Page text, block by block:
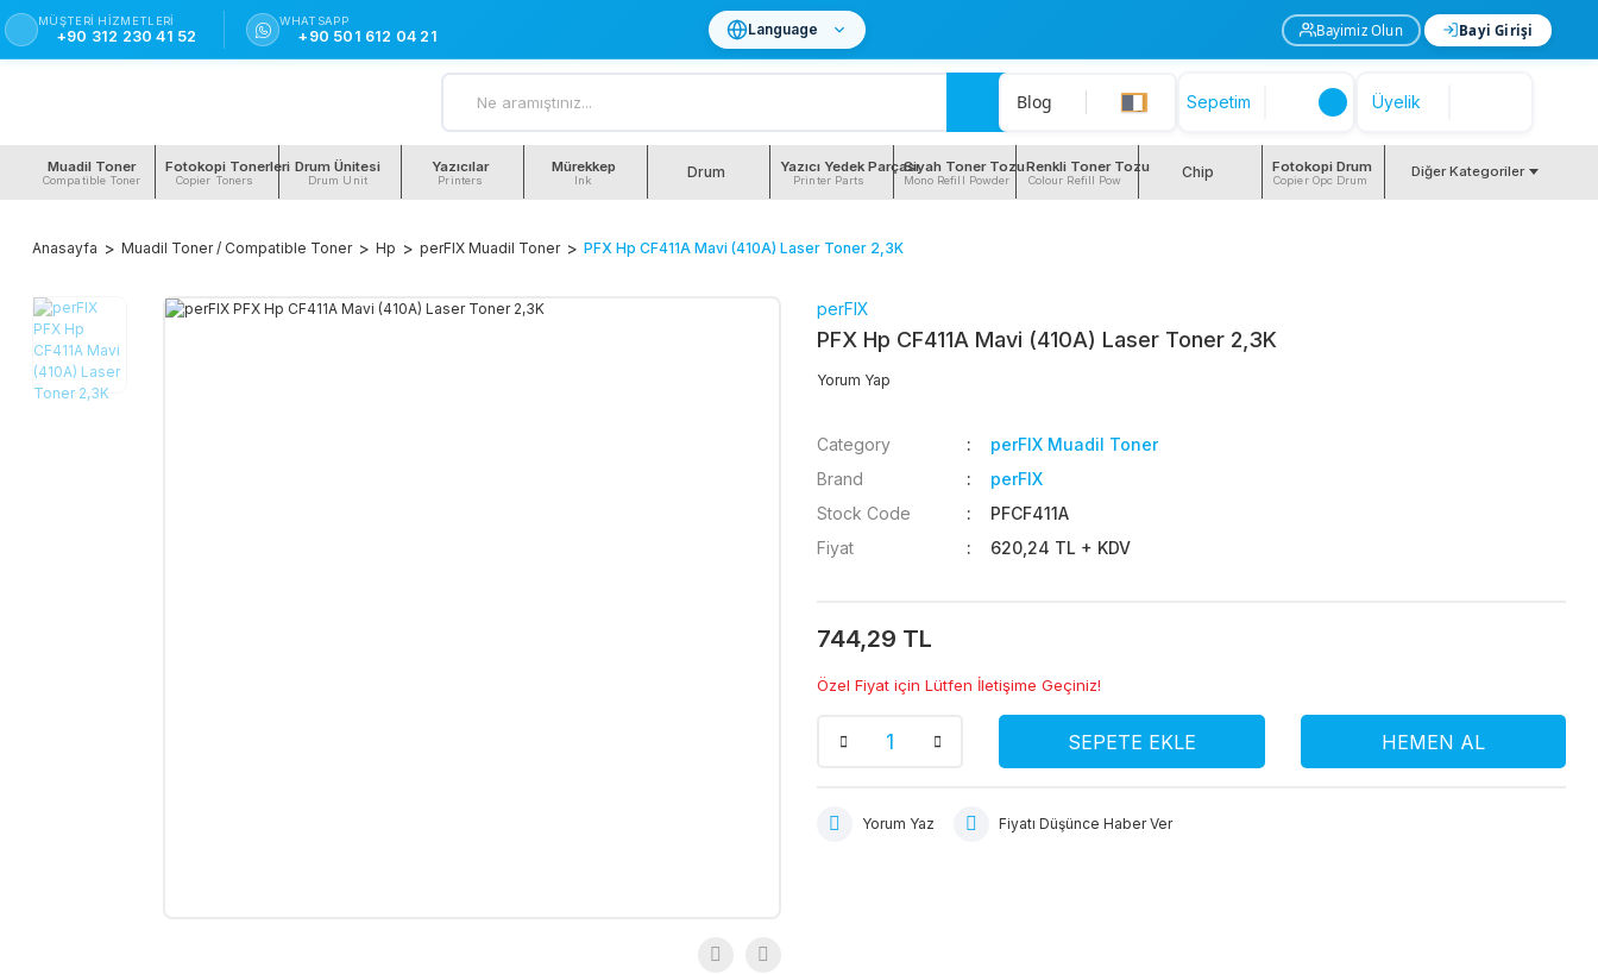
MÜŞTERI HIZMETLERI
+90 312 230 41 52
WHATSAPP
+90 501 612 04 21 Language Bayimiz Olun Bayi Girişi
Blog Sepetim Üyelik
Muadil Toner
Compatible Toner
Fotokopi Tonerleri
Copier Toners
Drum Ünitesi
Drum Unit
Yazıcılar
Printers
Mürekkep
Ink Drum Yazıcı Yedek Parçası
Printer Parts
Siyah Toner Tozu
Mono Refill Powder
Renkli Toner Tozu
Colour Refill Pow Chip Fotokopi Drum
Copier Opc Drum Diğer Kategoriler
Anasayfa Muadil Toner / Compatible Toner Hp perFIX Muadil Toner PFX Hp CF411A Mavi (410A) Laser Toner 2,3K
perFIX
PFX Hp CF411A Mavi (410A) Laser Toner 2,3K
Yorum Yap
Category
perFIX Muadil Toner
Brand
perFIX
Stock Code
PFCF411A
Fiyat
620,24 TL + KDV
744,29 TL
Özel Fiyat için Lütfen İletişime Geçiniz!
SEPETE EKLE HEMEN AL
Yorum Yaz Fiyatı Düşünce Haber Ver